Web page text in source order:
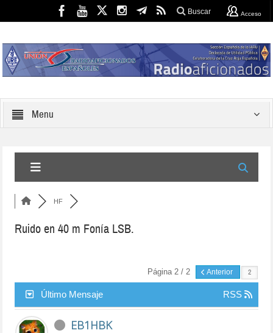
Buscar Acceso
Menu
HF
Ruido en 40 m Fonía LSB.
Página 2 / 2 Anterior
Último Mensaje RSS
EB1HBK